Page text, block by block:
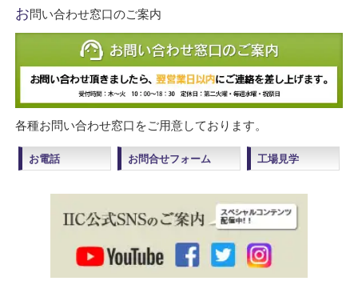
お問い合わせ窓口のご案内
各種お問い合わせ窓口をご用意しております。
お電話 お問合せフォーム 工場見学